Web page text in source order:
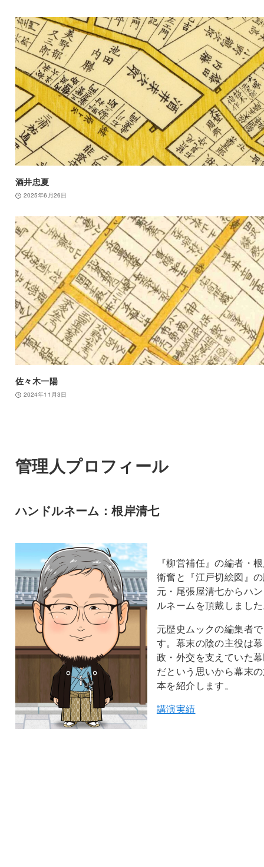
酒井忠夏
2025年6月26日
佐々木一陽
2024年11月3日
管理人プロフィール
ハンドルネーム：根岸清七
『柳営補任』の編者・
衛奮と『江戸切絵図』
元・尾張屋清七からハ
ルネームを頂戴しまし
元歴史ムックの編集者で
す。幕末の陰の主役は幕
政・外交を支えていた
だという思いから幕末
本を紹介します。
講演実績